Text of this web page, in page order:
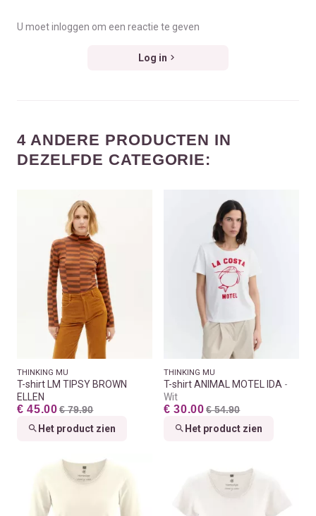
U moet inloggen om een reactie te geven
Log in
4 ANDERE PRODUCTEN IN
DEZELFDE CATEGORIE:
THINKING MU
T-shirt LM TIPSY BROWN
ELLEN
€ 45.00 € 79.90
Het product zien
THINKING MU
T-shirt ANIMAL MOTEL IDA
Wit
€ 30.00 € 54.90
Het product zien